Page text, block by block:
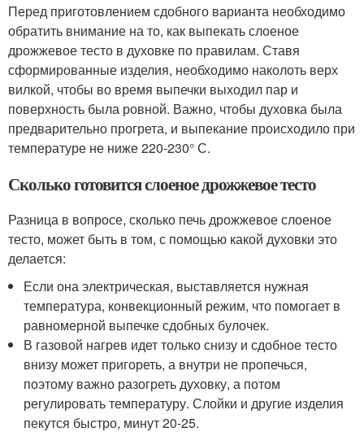
Перед приготовлением сдобного варианта необходимо
обратить внимание на то, как выпекать слоеное
дрожжевое тесто в духовке по правилам. Ставя
сформированные изделия, необходимо наколоть верх
вилкой, чтобы во время выпечки выходил пар и
поверхность была ровной. Важно, чтобы духовка была
предварительно прогрета, и выпекание происходило при
температуре не ниже 220-230° С.
Сколько готовится слоеное дрожжевое тесто
Разница в вопросе, сколько печь дрожжевое слоеное
тесто, может быть в том, с помощью какой духовки это
делается:
Если она электрическая, выставляется нужная
температура, конвекционный режим, что помогает в
равномерной выпечке сдобных булочек.
В газовой нагрев идет только снизу и сдобное тесто
внизу может пригореть, а внутри не пропечься,
поэтому важно разогреть духовку, а потом
регулировать температуру. Слойки и другие изделия
пекутся быстро, минут 20-25.